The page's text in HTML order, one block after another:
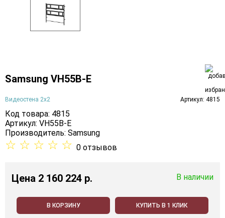
Samsung VH55B-E
Видеостена 2x2 Артикул: 4815
Код товара: 4815
Артикул: VH55B-E
Производитель: Samsung
☆ ☆ ☆ ☆ ☆ 0 отзывов
Цена 2 160 224 p. В наличии
В КОРЗИНУ КУПИТЬ В 1 КЛИК